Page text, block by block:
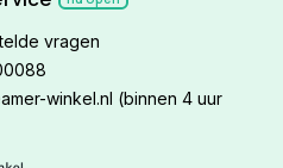
vragen
winkel.nl (binnen 4 uur